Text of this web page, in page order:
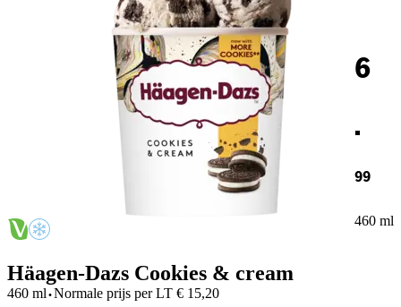
6
.
99
460 ml
Häagen-Dazs Cookies & cream
460 ml·Normale prijs per LT € 15,20